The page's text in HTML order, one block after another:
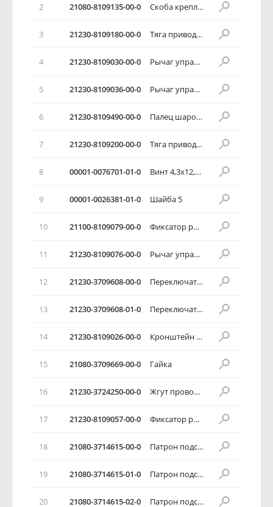
2 21080-8109135-00-0 Скоба крепления тяги
3 21230-8109180-00-0 Тяга привода управлением отопителя
4 21230-8109030-00-0 Рычаг управления отопителем в сборе
5 21230-8109036-00-0 Рычаг управления отопителем
6 21230-8109490-00-0 Палец шаровой
7 21230-8109200-00-0 Тяга привода заслонки, отопителя
8 00001-0076701-01-0 Винт 4,3х12,7 самонарезающий
9 00001-0026381-01-0 Шайба 5
10 21100-8109079-00-0 Фиксатор рычага
11 21230-8109076-00-0 Рычаг управления заслонкой рециркуляции
12 21230-3709608-00-0 Переключатель отопителя
13 21230-3709608-01-0 Переключатель отопителя
14 21230-8109026-00-0 Кронштейн рычагов управления
15 21080-3709669-00-0 Гайка
16 21230-3724250-00-0 Жгут проводов осветителя
17 21230-8109057-00-0 Фиксатор рычагов промежуточный
18 21080-3714615-00-0 Патрон подсветки
19 21080-3714615-01-0 Патрон подсветки
20 21080-3714615-02-0 Патрон подсветки